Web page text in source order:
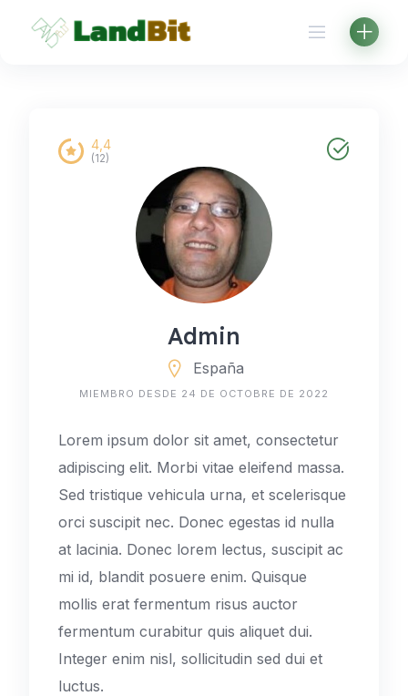
contenu
Admin
España
MIEMBRO DESDE 24 DE OCTOBRE DE 2022
4,4
(12)
Lorem ipsum dolor sit amet, consectetur
adipiscing elit. Morbi vitae eleifend massa.
Sed tristique vehicula urna, et scelerisque
orci suscipit nec. Donec egestas id nulla
at lacinia. Donec lorem lectus, suscipit ac
mi id, blandit posuere enim. Quisque
mollis erat fermentum risus auctor
fermentum curabitur quis aliquet dui.
Integer enim nisl, sollicitudin sed dui et
luctus.